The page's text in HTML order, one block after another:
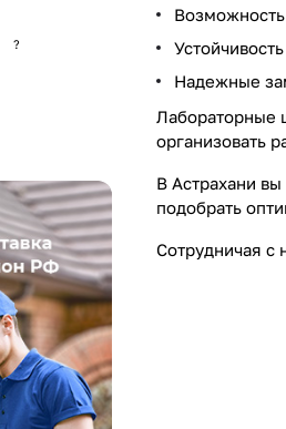
Надежные
Лабораторные
организовать
В Астрахани
подобрать
Сотрудничая с
?